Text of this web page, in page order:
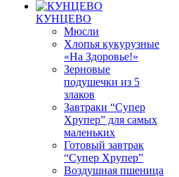
КУНЦЕВО
Мюсли
Хлопья кукурузные
«На Здоровье!»
Зерновые
подушечки из 5
злаков
Завтраки “Супер
Хрупер” для самых
маленьких
Готовый завтрак
“Супер Хрупер”
Воздушная пшеница